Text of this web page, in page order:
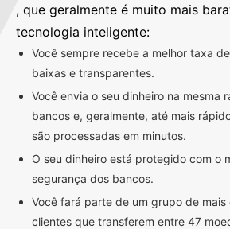
, que geralmente é muito mais
tecnologia inteligente:
Você sempre recebe a melhor taxa
baixas e transparentes.
Você envia o seu dinheiro na mesma
bancos e, geralmente, até mais
são processadas em minutos.
O seu dinheiro está protegido com o
segurança dos bancos.
Você fará parte de um grupo de mais
clientes que transferem entre 47